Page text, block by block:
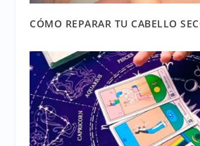
CÓMO REPARAR TU CABELLO